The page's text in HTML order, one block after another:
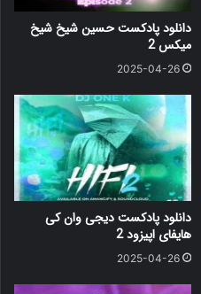
دانلود پادکست حسین شیخ شیخ
میکس 2
2025-04-26
دانلود پادکست دیجی وان کی
هایفای اپیزود 2
2025-04-26